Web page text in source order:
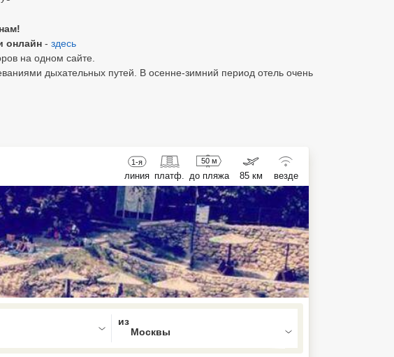
онлайн - здесь
на одном сайте.
дыхательных путей. В осенне-зимний период отель очень
1-я
линия платф.
50 м
до пляжа 85 км везде
Select is focused , press Down to open the menu,